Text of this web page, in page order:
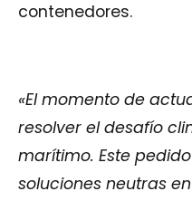
contenedores.
«El momento de
resolver el desafío
marítimo. Este
soluciones neutras